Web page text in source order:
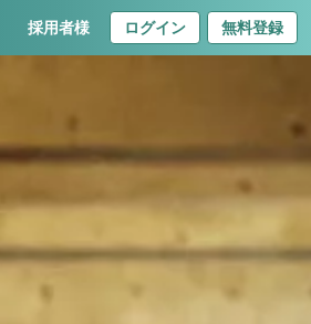
採用者様 ログイン 無料登録